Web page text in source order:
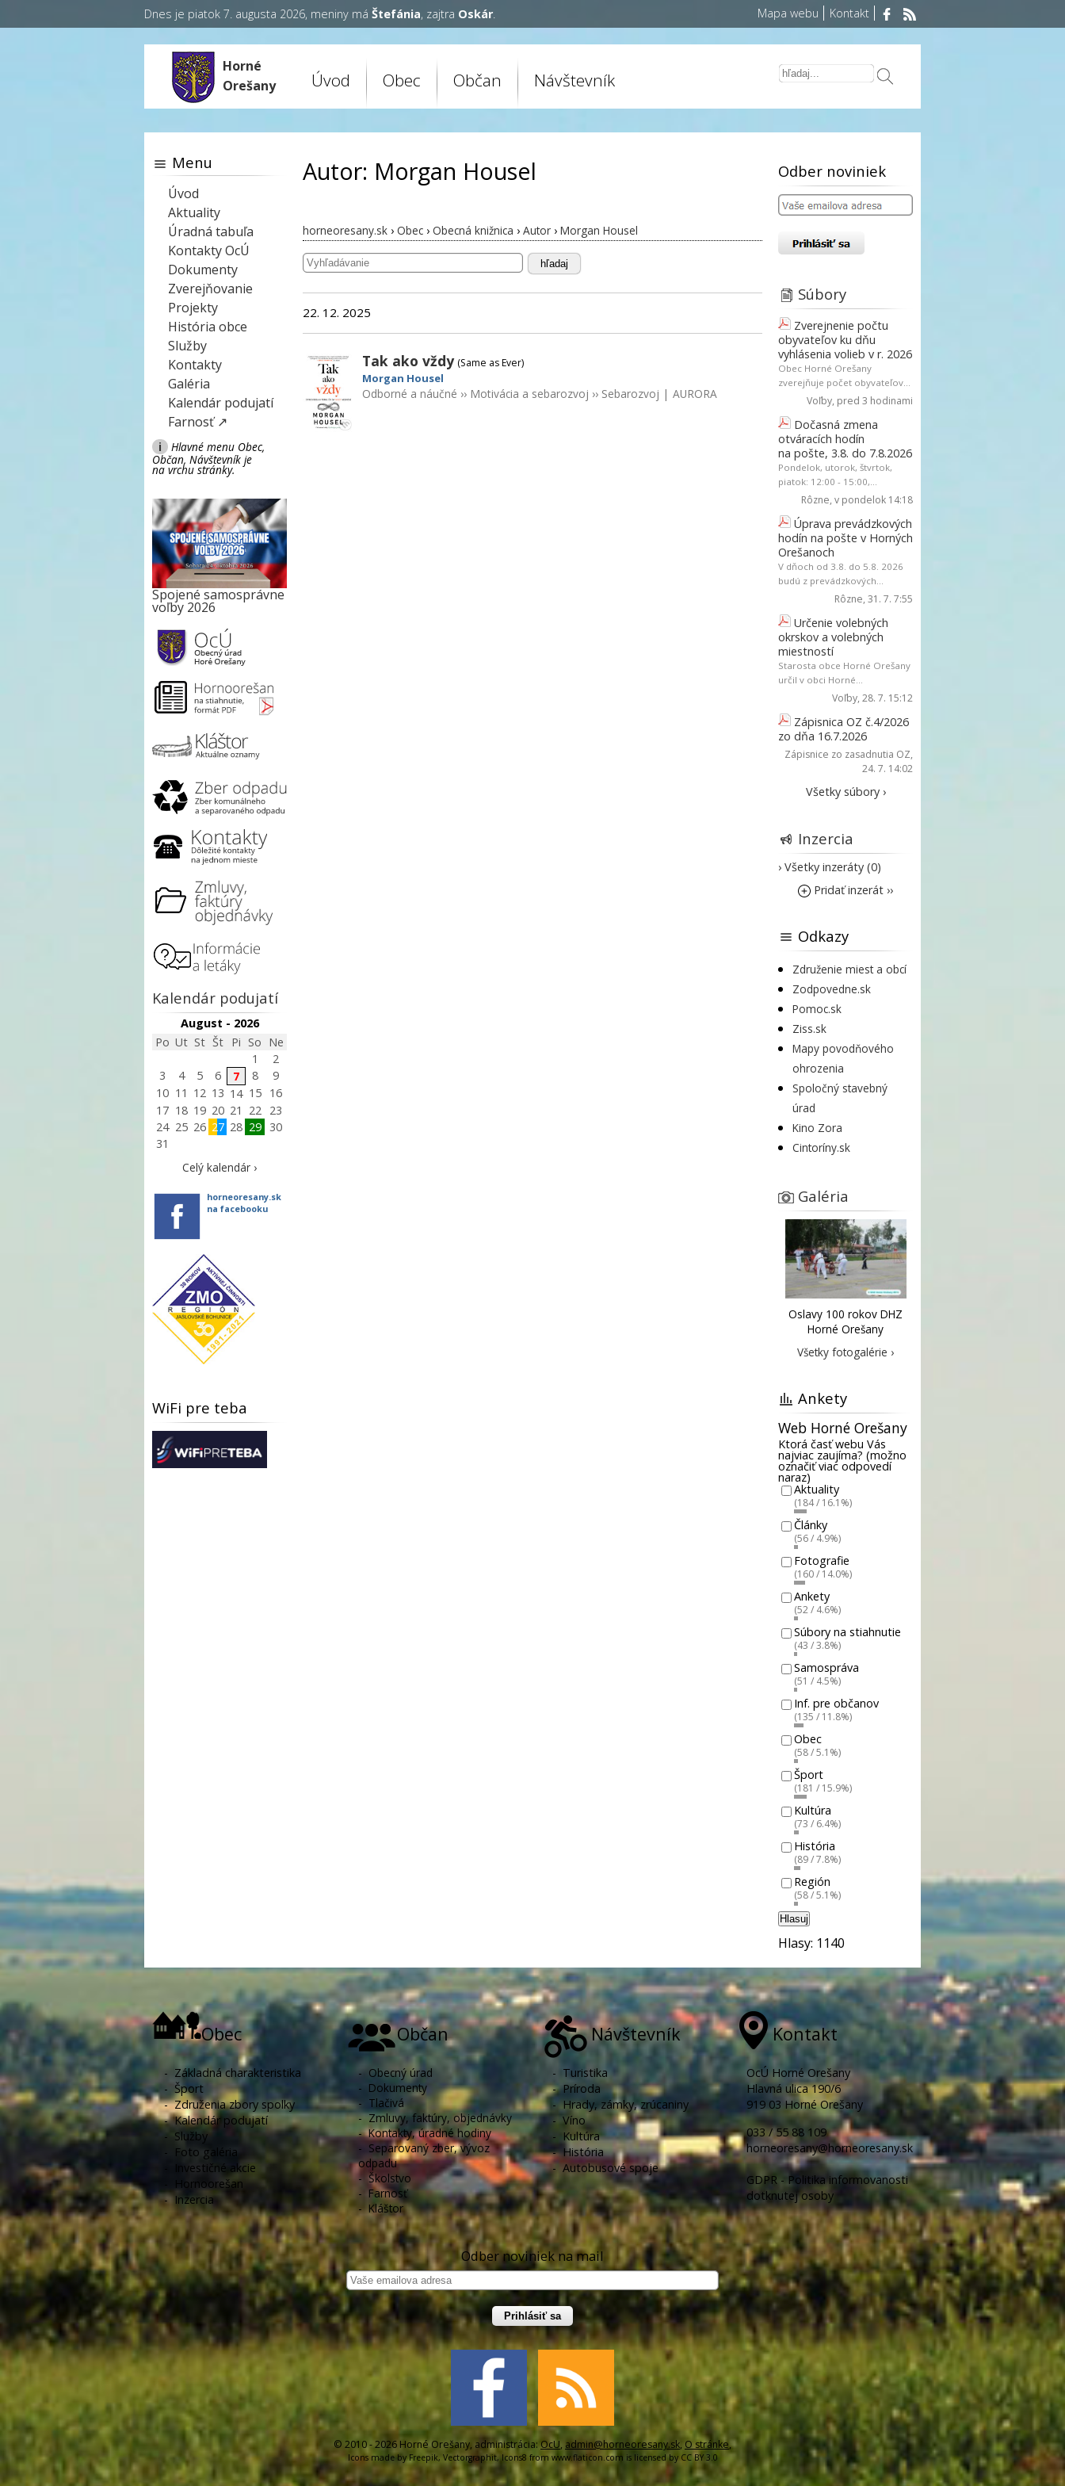
Dnes je piatok 7. augusta 2026, meniny má Štefánia, zajtra Oskár. Mapa webu Kontakt
Horné
Orešany
Úvod Obec Občan Návštevník
Autor: Morgan Housel
horneoresany.sk › Obec › Obecná knižnica › Autor › Morgan Housel
hľadaj
22. 12. 2025
Tak ako vždy (Same as Ever)
Morgan Housel
Odborné a náučné ›› Motivácia a sebarozvoj ›› Sebarozvoj | AURORA
Menu
Úvod
Aktuality
Úradná tabuľa
Kontakty OcÚ
Dokumenty
Zverejňovanie
Projekty
História obce
Služby
Kontakty
Galéria
Kalendár podujatí
Farnosť ↗
i
Hlavné menu Obec,
Občan, Návštevník je
na vrchu stránky.
Spojené samosprávne
voľby 2026
Kalendár podujatí
August - 2026
Po Ut St Št Pi So Ne
1
2
3
4 5 6 7 8
9
10 11 12 13 14 15
16
17 18 19 20 21 22
23
24 25 26 27 28 29
30
31
Celý kalendár ›
horneoresany.sk
na facebooku
WiFi pre teba
Odber noviniek
Súbory
Zverejnenie počtu
obyvateľov ku dňu
vyhlásenia volieb v r. 2026
Obec Horné Orešany
zverejňuje počet obyvateľov...
Voľby, pred 3 hodinami
Dočasná zmena
otváracích hodín
na pošte, 3.8. do 7.8.2026
Pondelok, utorok, štvrtok,
piatok: 12:00 - 15:00,...
Rôzne, v pondelok 14:18
Úprava prevádzkových
hodín na pošte v Horných
Orešanoch
V dňoch od 3.8. do 5.8. 2026
budú z prevádzkových...
Rôzne, 31. 7. 7:55
Určenie volebných
okrskov a volebných
miestností
Starosta obce Horné Orešany
určil v obci Horné...
Voľby, 28. 7. 15:12
Zápisnica OZ č.4/2026
zo dňa 16.7.2026
Zápisnice zo zasadnutia OZ,
24. 7. 14:02
Všetky súbory ›
Inzercia
› Všetky inzeráty (0)
Pridať inzerát ››
Odkazy
Združenie miest a obcí
Zodpovedne.sk
Pomoc.sk
Ziss.sk
Mapy povodňového
ohrozenia
Spoločný stavebný
úrad
Kino Zora
Cintoríny.sk
Galéria
Oslavy 100 rokov DHZ
Horné Orešany
Všetky fotogalérie ›
Ankety
Web Horné Orešany
Ktorá časť webu Vás
najviac zaujíma? (možno
označiť viac odpovedí
naraz)
Aktuality
(184 / 16.1%)
Články
(56 / 4.9%)
Fotografie
(160 / 14.0%)
Ankety
(52 / 4.6%)
Súbory na stiahnutie
(43 / 3.8%)
Samospráva
(51 / 4.5%)
Inf. pre občanov
(135 / 11.8%)
Obec
(58 / 5.1%)
Šport
(181 / 15.9%)
Kultúra
(73 / 6.4%)
História
(89 / 7.8%)
Región
(58 / 5.1%)
Hlasuj
Hlasy: 1140
Obec
- Základná charakteristika
- Šport
-Združenia zbory spolky
-Kalendár podujatí
- Služby
- Foto galéria
-
Investičné akcie
Hornoorešan
-Inzercia
Občan
- Obecný úrad
- Dokumenty
- Tlačivá
-Zmluvy, faktúry, objednávky
-Kontakty, úradné hodiny
- Separovaný zber, vývoz
odpadu
-Školstvo
-Farnosť
-Kláštor
Návštevník
- Turistika
-Príroda
-Hrady, zámky, zrúcaniny
-Víno
- Kultúra
-História
-Autobusové spoje
Kontakt
OcÚ Horné Orešany
Hlavná ulica 190/6
919 03 Horné Orešany
033 / 55 88 109
horneoresany@horneoresany.sk
GDPR - Politika informovanosti
dotknutej osoby
Odber noviniek na mail
Prihlásiť sa
© 2010 - 2026 Horné Orešany, administrácia: OcU, admin@horneoresany.sk, O stránke,
Icons made byFreepik, Vectorgraphit, Icons8 from www.flaticon.com is licensed by CC BY 3.0